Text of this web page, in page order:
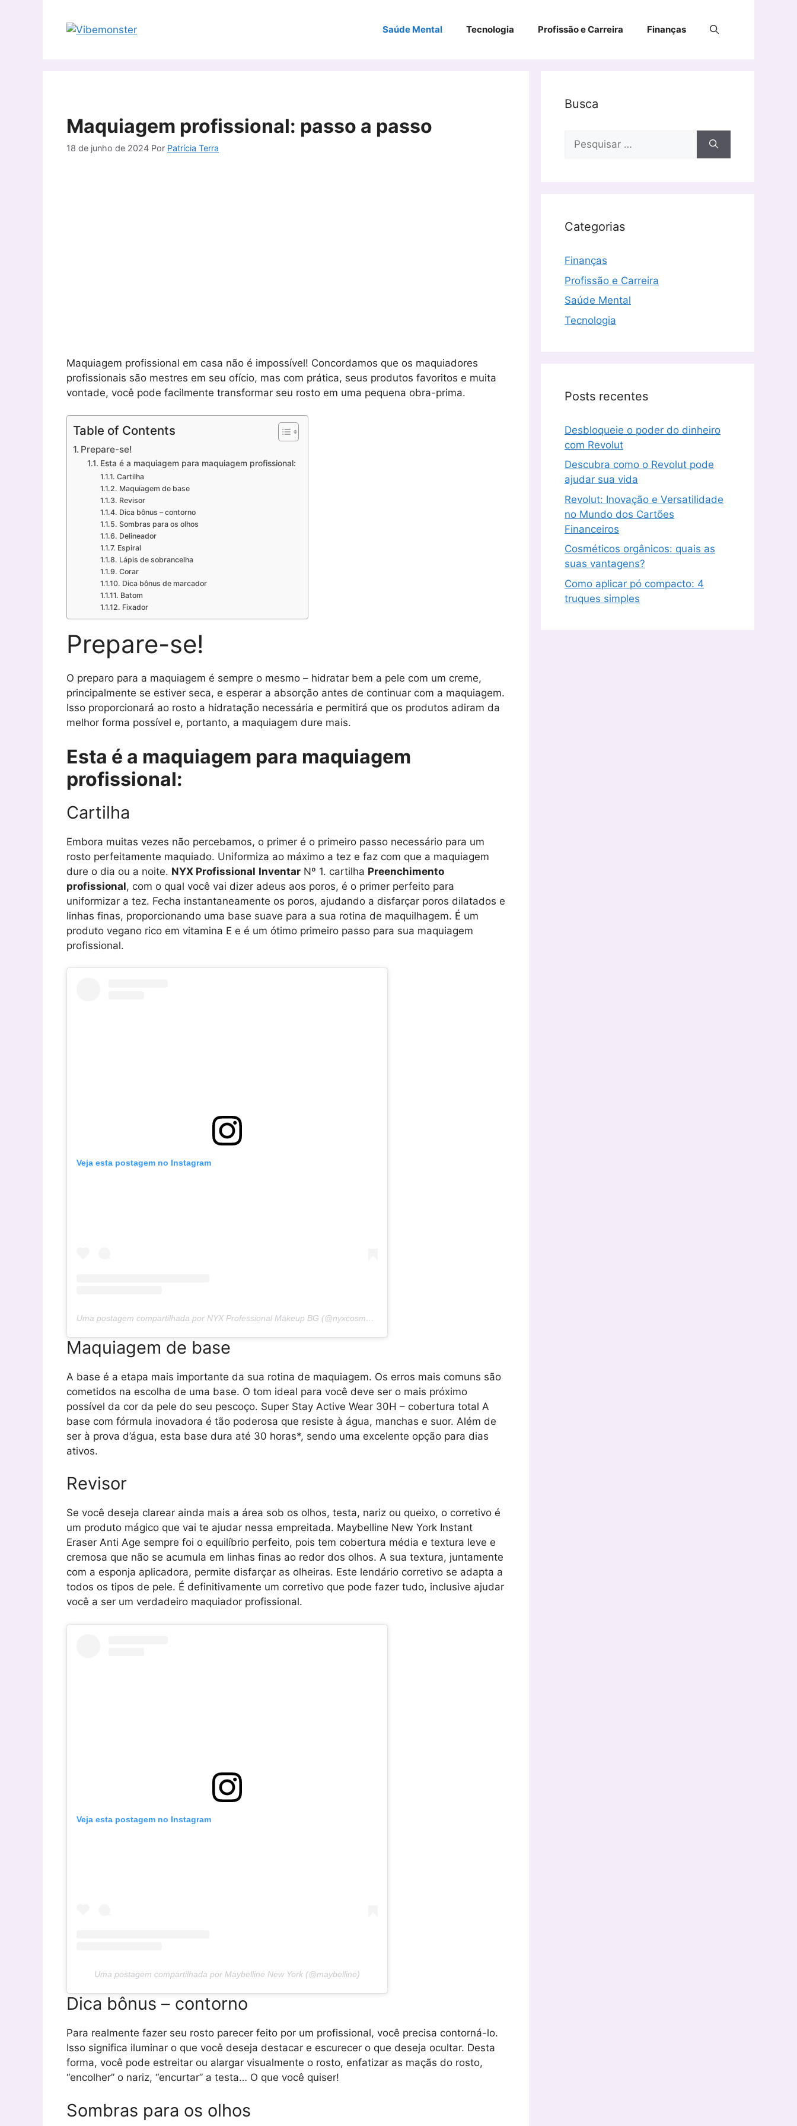
Saúde Mental Tecnologia Profissão e Carreira Finanças
Maquiagem profissional: passo a passo
18 de junho de 2024 Por Patrícia Terra
Maquiagem profissional em casa não é impossível! Concordamos que os maquiadores
profissionais são mestres em seu ofício, mas com prática, seus produtos favoritos e muita
vontade, você pode facilmente transformar seu rosto em uma pequena obra-prima.
Table of Contents
Prepare-se!
Esta é a maquiagem para maquiagem profissional:
Cartilha
Maquiagem de base
Revisor
Dica bônus – contorno
Sombras para os olhos
Delineador
Espiral
Lápis de sobrancelha
Corar
Dica bônus de marcador
Batom
Fixador
Prepare-se!
O preparo para a maquiagem é sempre o mesmo – hidratar bem a pele com um creme,
principalmente se estiver seca, e esperar a absorção antes de continuar com a maquiagem.
Isso proporcionará ao rosto a hidratação necessária e permitirá que os produtos adiram da
melhor forma possível e, portanto, a maquiagem dure mais.
Esta é a maquiagem para maquiagem
profissional:
Cartilha
Embora muitas vezes não percebamos, o primer é o primeiro passo necessário para um
rosto perfeitamente maquiado. Uniformiza ao máximo a tez e faz com que a maquiagem
dure o dia ou a noite. NYX Profissional Inventar Nº 1. cartilha Preenchimento
profissional, com o qual você vai dizer adeus aos poros, é o primer perfeito para
uniformizar a tez. Fecha instantaneamente os poros, ajudando a disfarçar poros dilatados e
linhas finas, proporcionando uma base suave para a sua rotina de maquilhagem. É um
produto vegano rico em vitamina E e é um ótimo primeiro passo para sua maquiagem
profissional.
Veja esta postagem no Instagram
Uma postagem compartilhada por NYX Professional Makeup BG (@nyxcosmetics_bg)
Maquiagem de base
A base é a etapa mais importante da sua rotina de maquiagem. Os erros mais comuns são
cometidos na escolha de uma base. O tom ideal para você deve ser o mais próximo
possível da cor da pele do seu pescoço. Super Stay Active Wear 30H – cobertura total A
base com fórmula inovadora é tão poderosa que resiste à água, manchas e suor. Além de
ser à prova d’água, esta base dura até 30 horas*, sendo uma excelente opção para dias
ativos.
Revisor
Se você deseja clarear ainda mais a área sob os olhos, testa, nariz ou queixo, o corretivo é
um produto mágico que vai te ajudar nessa empreitada. Maybelline New York Instant
Eraser Anti Age sempre foi o equilíbrio perfeito, pois tem cobertura média e textura leve e
cremosa que não se acumula em linhas finas ao redor dos olhos. A sua textura, juntamente
com a esponja aplicadora, permite disfarçar as olheiras. Este lendário corretivo se adapta a
todos os tipos de pele. É definitivamente um corretivo que pode fazer tudo, inclusive ajudar
você a ser um verdadeiro maquiador profissional.
Veja esta postagem no Instagram
Uma postagem compartilhada por Maybelline New York (@maybelline)
Dica bônus – contorno
Para realmente fazer seu rosto parecer feito por um profissional, você precisa contorná-lo.
Isso significa iluminar o que você deseja destacar e escurecer o que deseja ocultar. Desta
forma, você pode estreitar ou alargar visualmente o rosto, enfatizar as maçãs do rosto,
“encolher” o nariz, “encurtar” a testa… O que você quiser!
Sombras para os olhos
Busca
Pesquisar
Categorias
Finanças
Profissão e Carreira
Saúde Mental
Tecnologia
Posts recentes
Desbloqueie o poder do dinheiro
com Revolut
Descubra como o Revolut pode
ajudar sua vida
Revolut: Inovação e Versatilidade
no Mundo dos Cartões
Financeiros
Cosméticos orgânicos: quais as
suas vantagens?
Como aplicar pó compacto: 4
truques simples